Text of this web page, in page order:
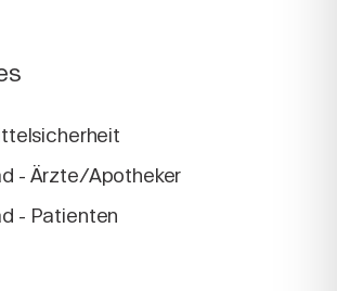
- Ärzte/Apotheker
- Patienten